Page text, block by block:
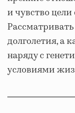
и чувство
долголетия, а
наряду с
условиями